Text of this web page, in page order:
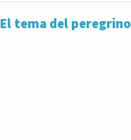
El tema del